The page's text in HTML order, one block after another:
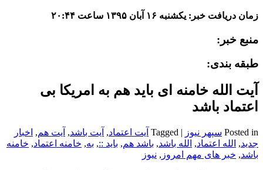
زمان دریافت خبر: یکشنبه ۱۶ آبان ۱۳۹۵ ساعت ۲۰:۴۴
منبع خبر:
طبقه بندی:
آیت الله خامنه ای باید هم به امریکا بی
اعتماد باشد
Posted in سپهر نیوز |
Tagged آیت اعتماد, آیت باشد, آیت هم, اخبار
جدید, الله اعتماد, الله باشد, باشد هم, باید ::, به, خامنه اعتماد, خامنه
باشد, خبر های مهم امروز , نیوز